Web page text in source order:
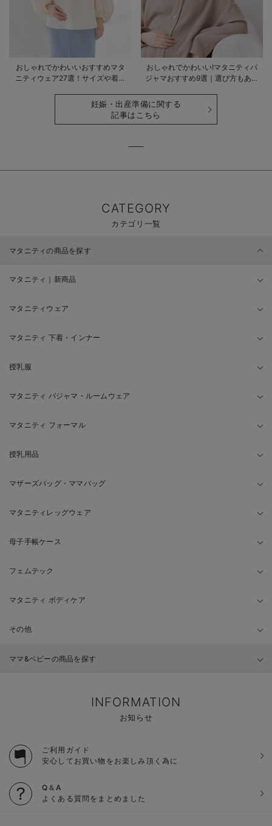
おしゃれでかわいいおすすめマタ
ニティウェア27選！サイズや着る
おしゃれでかわいい!マタニティパ
ジャマおすすめ9選｜選び方もあわ
妊娠・出産準備に関する
記事はこちら
CATEGORY
カテゴリ一覧
マタニティの商品を探す
マタニティ｜新商品
マタニティウェア
マタニティ 下着・インナー
授乳服
マタニティ パジャマ・ルームウェア
マタニティ フォーマル
授乳用品
マザーズバッグ・ママバッグ
マタニティレッグウェア
母子手帳ケース
フェムテック
マタニティ ボディケア
その他
ママ&ベビーの商品を探す
INFORMATION
お知らせ
ご利用ガイド
安心してお買い物をお楽しみ頂く為に
Q＆A
よくある質問をまとめました